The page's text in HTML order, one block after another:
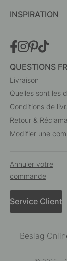
INSPIRATION
QUESTIONS
Livraison
Quelles sont les
Conditions de
Retour &
Modifier une
Annuler votre
commande
Service Client
Beslag